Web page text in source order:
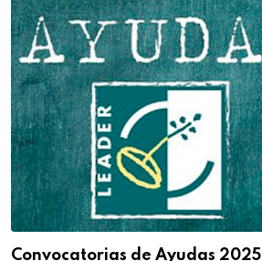
Convocatorias de Ayudas 2025